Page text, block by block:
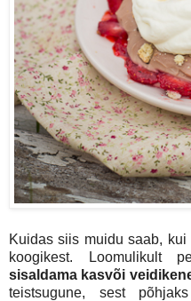
Kuidas siis muidu saab,
koogikest. Loomulikult
sisaldama kasvõi
teistsugune, sest